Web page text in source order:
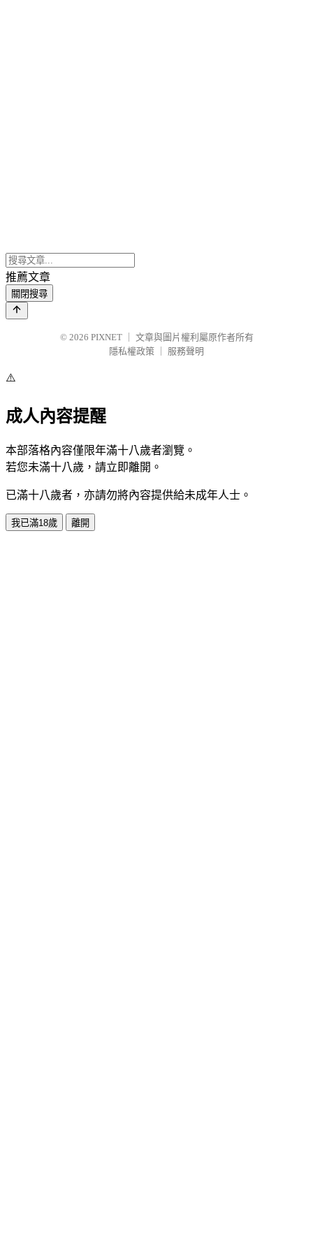
推薦文章
關閉搜尋
© 2026 PIXNET
文章與圖片權利屬原作者所有
隱私權政策
服務聲明
⚠️
成人內容提醒
本部落格內容僅限年滿十八歲者瀏覽。
若您未滿十八歲，請立即離開。
已滿十八歲者，亦請勿將內容提供給未成年人士。
我已滿18歲 離開